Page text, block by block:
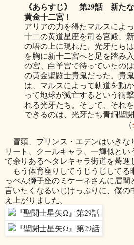
《あらすじ》 第29話 新た
黄金十二宮！
アリアの力を得たマルスによ
十二の黄道星座を司る宮殿、
の塔の上に現れた。光牙たち
を胸に新十二宮へと足を踏み
の宮、白羊宮で待っていたの
の黄金聖闘士貴鬼だった。貴
は、マルスによって軌道を動
って地球が滅亡するという衝
れる光牙たち。そして、それ
できるのは、光牙たち青銅聖
（
冒頭、プリンス・エデンはいきな
リート、クールキャラ、一輝似とい
て余りあるヘタレキャラ街道を驀進
もう体育座りしてうじうじしてる
っぺん獅子座のミケーネさんに眉
言いたくなるいじけっぷりに、僕の
え上がりました。